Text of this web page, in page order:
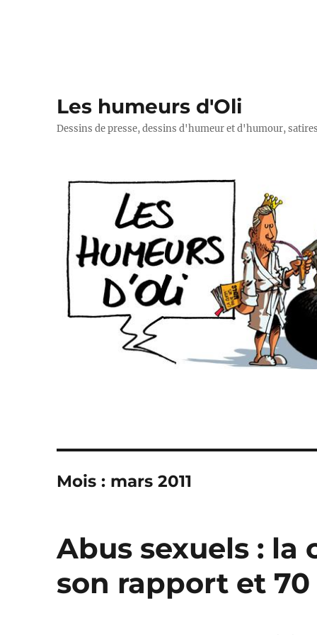
Les humeurs d'Oli
Dessins de presse, dessins d'humeur et d'humour,
Mois : mars 2011
Abus sexuels :
son rapport et